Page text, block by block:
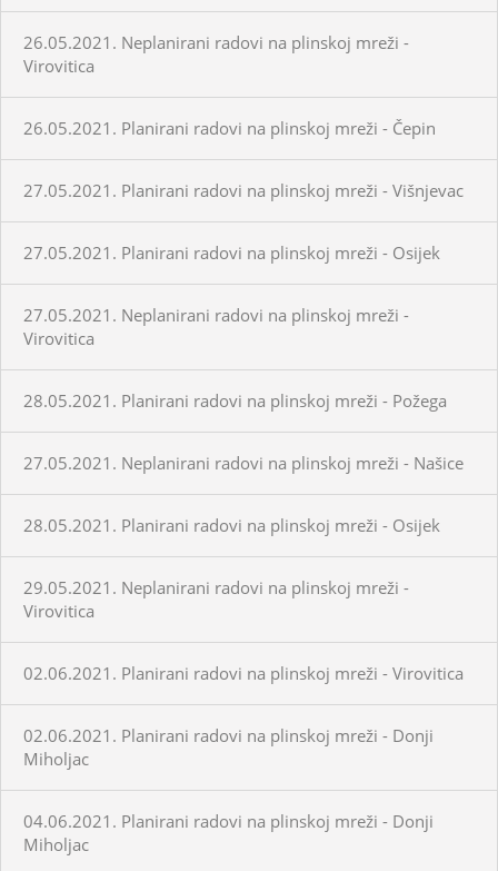
26.05.2021. Neplanirani radovi na plinskoj mreži -
Virovitica
26.05.2021. Planirani radovi na plinskoj mreži - Čepin
27.05.2021. Planirani radovi na plinskoj mreži - Višnjevac
27.05.2021. Planirani radovi na plinskoj mreži - Osijek
27.05.2021. Neplanirani radovi na plinskoj mreži -
Virovitica
28.05.2021. Planirani radovi na plinskoj mreži - Požega
27.05.2021. Neplanirani radovi na plinskoj mreži - Našice
28.05.2021. Planirani radovi na plinskoj mreži - Osijek
29.05.2021. Neplanirani radovi na plinskoj mreži -
Virovitica
02.06.2021. Planirani radovi na plinskoj mreži - Virovitica
02.06.2021. Planirani radovi na plinskoj mreži - Donji
Miholjac
04.06.2021. Planirani radovi na plinskoj mreži - Donji
Miholjac